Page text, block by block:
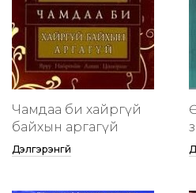
Чамдаа би хайргүй
байхын аргагүй
Дэлгэрэнгүй